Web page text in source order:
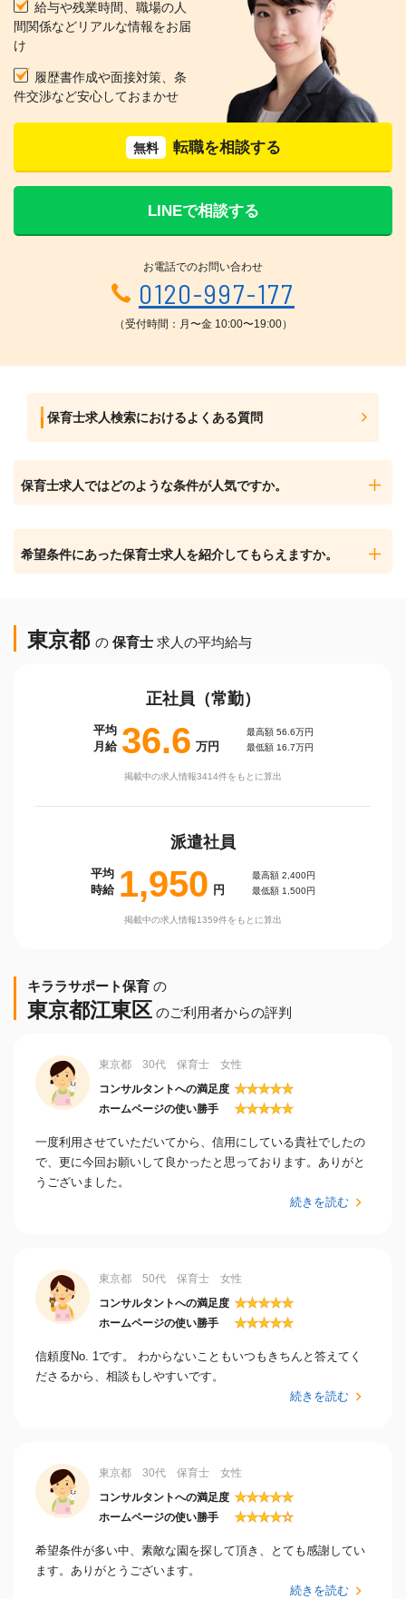
給与や残業時間、職場の人
間関係などリアルな情報をお届
け
履歴書作成や面接対策、条
件交渉など安心しておまかせ
無料 転職を相談する
LINEで相談する
お電話でのお問い合わせ
0120-997-177
（受付時間：月〜金 10:00〜19:00）
保育士求人検索におけるよくある質問
保育士求人ではどのような条件が人気ですか。
希望条件にあった保育士求人を紹介してもらえますか。
東京都 の 保育士 求人の平均給与
正社員（常勤）
平均
月給 36.6 万円
最高額 56.6万円
最低額 16.7万円
掲載中の求人情報3414件をもとに算出
派遣社員
平均
時給 1,950 円
最高額 2,400円
最低額 1,500円
掲載中の求人情報1359件をもとに算出
キララサポート保育 の
東京都江東区 のご利用者からの評判
東京都 30代 保育士 女性
コンサルタントへの満足度 ★★★★★
ホームページの使い勝手 ★★★★★
一度利用させていただいてから、信用にしている貴社でしたの
で、更に今回お願いして良かったと思っております。ありがと
うございました。
続きを読む
東京都 50代 保育士 女性
コンサルタントへの満足度 ★★★★★
ホームページの使い勝手 ★★★★★
信頼度No. 1です。 わからないこともいつもきちんと答えてく
ださるから、相談もしやすいです。
続きを読む
東京都 30代 保育士 女性
コンサルタントへの満足度 ★★★★★
ホームページの使い勝手 ★★★★☆
希望条件が多い中、素敵な園を探して頂き、とても感謝してい
ます。ありがとうございます。
続きを読む